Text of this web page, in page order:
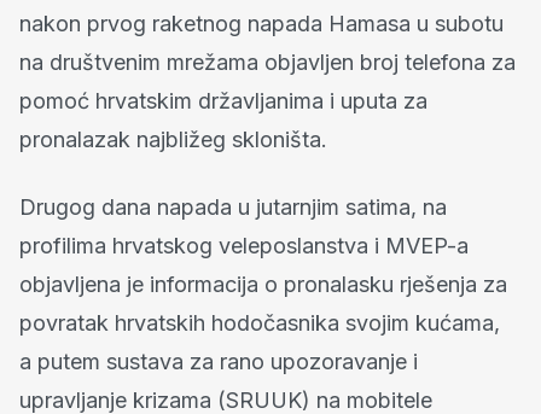
nakon prvog raketnog napada Hamasa u subotu
na društvenim mrežama objavljen broj telefona za
pomoć hrvatskim državljanima i uputa za
pronalazak najbližeg skloništa.
Drugog dana napada u jutarnjim satima, na
profilima hrvatskog veleposlanstva i MVEP-a
objavljena je informacija o pronalasku rješenja za
povratak hrvatskih hodočasnika svojim kućama,
a putem sustava za rano upozoravanje i
upravljanje krizama (SRUUK) na mobitele